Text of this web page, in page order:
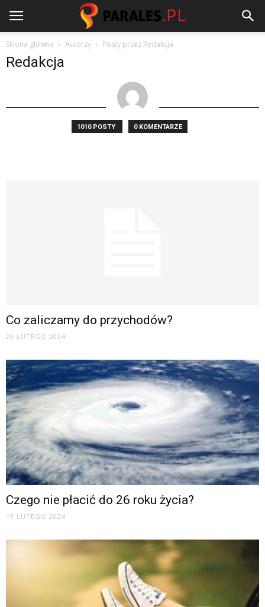
Strona główna Autorzy Posty przez Redakcja
Redakcja
1010 POSTY 0 KOMENTARZE
Co zaliczamy do przychodów?
20 LUTEGO 2024
Czego nie płacić do 26 roku życia?
19 LUTEGO 2024